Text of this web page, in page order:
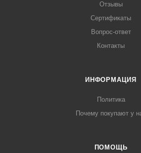
Отзывы
Сертификаты
Вопрос-ответ
Контакты
ИНФОРМАЦИЯ
Политика
Почему покупают у
ПОМОЩЬ